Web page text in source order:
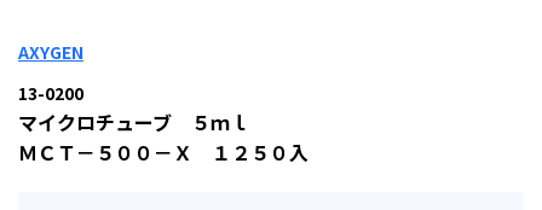
AXYGEN
13-0200
マイクロチューブ ５ｍｌ
ＭＣＴ－５００－Ｘ １２５０入